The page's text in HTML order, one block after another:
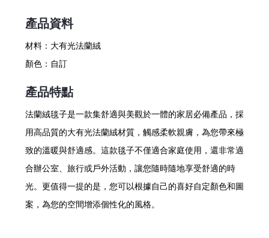
產品資料
材料： 大有光法蘭絨
顏色： 自訂
產品特點
法蘭絨毯子是一款集舒適與美觀於一體的家居必備產品，採
用高品質的大有光法蘭絨材質，觸感柔軟親膚，為您帶來極
致的溫暖與舒適感。這款毯子不僅適合家庭使用，還非常適
合辦公室、旅行或戶外活動，讓您隨時隨地享受舒適的時
光。更值得一提的是，您可以根據自己的喜好自定顏色和圖
案，為您的空間增添個性化的風格。